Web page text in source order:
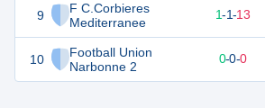
9
F C.Corbieres
Mediterranee
10
Football Union
Narbonne 2
1-1-13
0-0-0